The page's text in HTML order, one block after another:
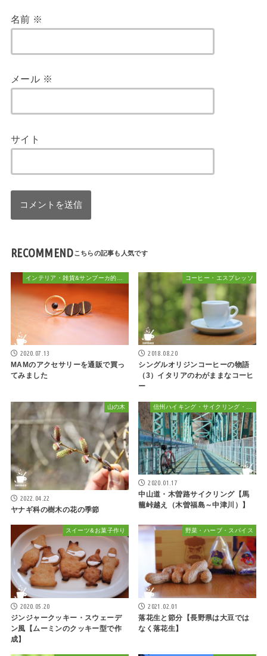
名前 ※
メール ※
サイト
RECOMMEND
2020.07.13
MAMのアクセサリーを通販で買っ
てみました
コーヒー・エスプレッソ
2018.08.20
シングルオリジンコーヒーの物語
（3）イタリアのわがままなコーヒ
ー
山の木
2022.04.22
ヤナギ科の樹木の花の季節
信州ハイキング・サイクリング・植物散策&おでかけ
2020.01.17
中山道・木曽路サイクリング【馬
籠峠越え（木曽福島～中津川）】
スイーツ&お菓子作り
2020.05.20
ジンジャークッキー・スウェーデ
ン風【ムーミンのクッキー型で作
成】
野菜・ハーブ・スパイス
2021.02.01
落花生と節分【長野県は大豆では
なく落花生】